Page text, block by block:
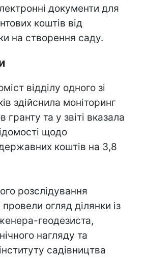
документи для
коштів від
на створення саду.
відділу одного зі
здійснила моніторинг
та у звіті вказала
щодо
коштів на 3,8
розслідування
огляд ділянки із
геодезиста,
нагляду та
садівництва